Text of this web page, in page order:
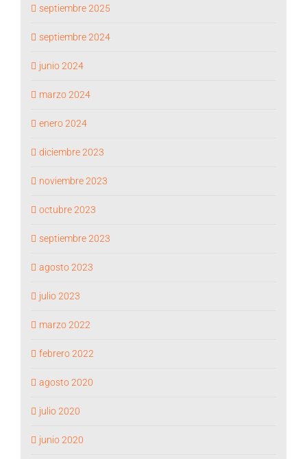
septiembre 2025
septiembre 2024
junio 2024
marzo 2024
enero 2024
diciembre 2023
noviembre 2023
octubre 2023
septiembre 2023
agosto 2023
julio 2023
marzo 2022
febrero 2022
agosto 2020
julio 2020
junio 2020